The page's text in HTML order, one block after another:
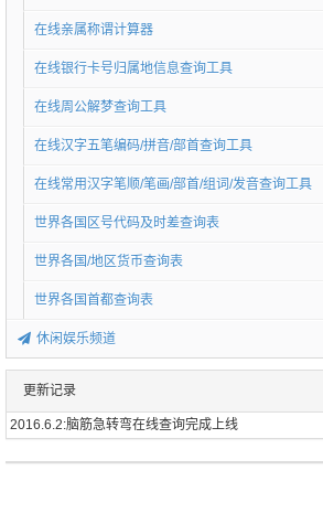
在线亲属称谓计算器
在线银行卡号归属地信息查询工具
在线周公解梦查询工具
在线汉字五笔编码/拼音/部首查询工具
在线常用汉字笔顺/笔画/部首/组词/发音查询工具
世界各国区号代码及时差查询表
世界各国/地区货币查询表
世界各国首都查询表
休闲娱乐频道
更新记录
2016.6.2:脑筋急转弯在线查询完成上线